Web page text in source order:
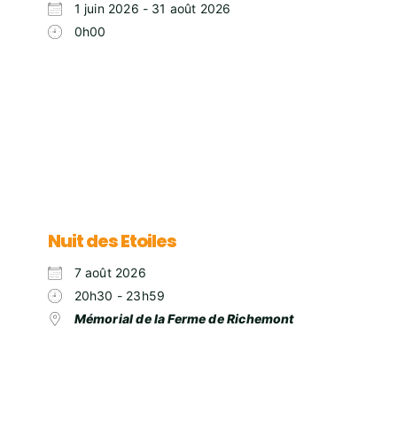
1 juin 2026 - 31 août 2026
0h00
Nuit des Etoiles
7 août 2026
20h30 - 23h59
Mémorial de la Ferme de Richemont